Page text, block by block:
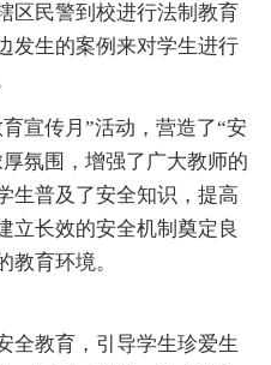
区民警到校进行法制教育
发生的案例来对学生进行
宣传月”活动，营造了“安
氛围，增强了广大教师的
生普及了安全知识，提高
立长效的安全机制奠定良
教育环境。
全教育，引导学生珍爱生